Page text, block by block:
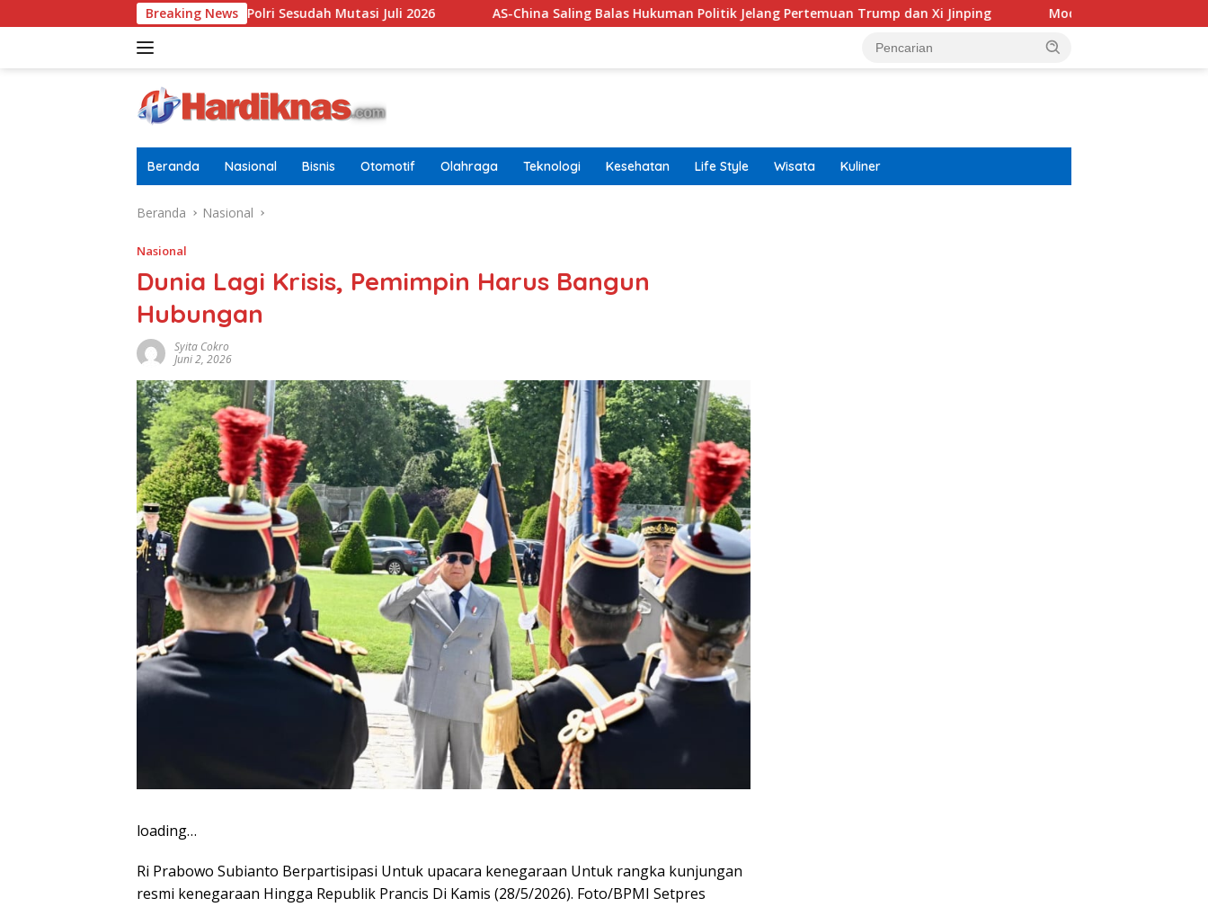
ke
Breaking News
Di Pusdokkes Polri Sesudah Mutasi Juli 2026 AS-China Saling Balas Hukuman Politik Jelang Pertemuan Trump dan Xi Jinping Modifikasi Ayla Vintage dan Gran Max
Beranda Nasional Bisnis Otomotif Olahraga Teknologi Kesehatan Life Style Wisata Kuliner
Beranda Nasional
Nasional
Dunia Lagi Krisis, Pemimpin Harus Bangun
Hubungan
Syita Cokro
Juni 2, 2026
loading…
Ri Prabowo Subianto Berpartisipasi Untuk upacara kenegaraan Untuk rangka kunjungan
resmi kenegaraan Hingga Republik Prancis Di Kamis (28/5/2026). Foto/BPMI Setpres